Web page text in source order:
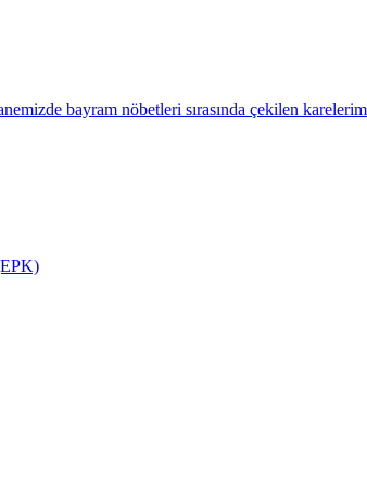
bayram nöbetleri sırasında çekilen